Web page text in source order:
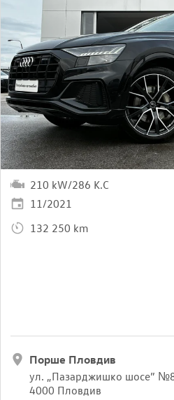
210 kW/286 K.C
11/2021
132 250 km
Порше Пловдив
ул. „Пазарджишко шосе”
4000 Пловдив